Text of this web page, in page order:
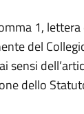
1, lettera
del
sensi
dello